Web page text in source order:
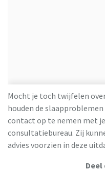
Mocht je toch twijfelen
houden de
contact op te nemen met
consultatiebureau. Zij
advies voorzien in deze